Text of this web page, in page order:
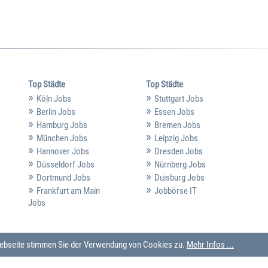
Top Städte
Köln Jobs
Berlin Jobs
Hamburg Jobs
München Jobs
Hannover Jobs
Düsseldorf Jobs
Dortmund Jobs
Frankfurt am Main
Jobs
Top Städte
Stuttgart Jobs
Essen Jobs
Bremen Jobs
Leipzig Jobs
Dresden Jobs
Nürnberg Jobs
Duisburg Jobs
Jobbörse IT
stimmen Sie der Verwendung von Cookies zu. Mehr Infos ...